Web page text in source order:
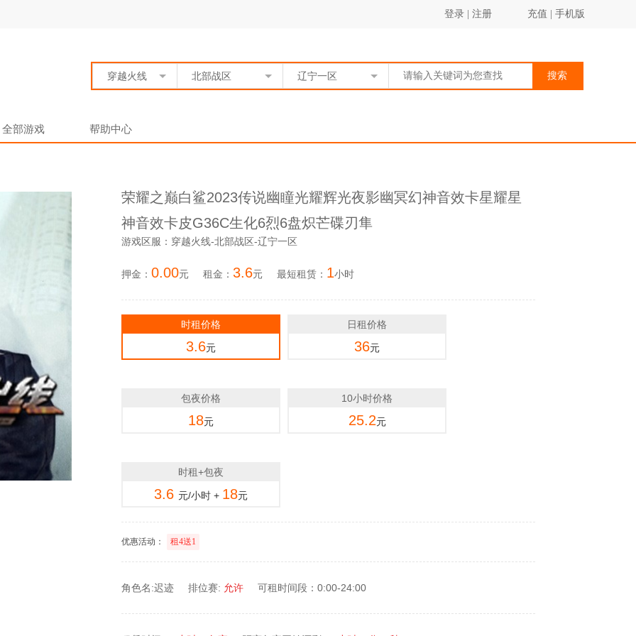
登录 注册 充值 手机版
穿越火线 北部战区 辽宁一区 搜索
全部游戏 帮助中心
荣耀之巅白鲨2023传说幽瞳光耀辉光夜影幽冥幻神音效卡星耀星
神音效卡皮G36C生化6烈6盘炽芒碟刃隼
游戏区服：穿越火线-北部战区-辽宁一区
押金： 0.00元 租金： 3.6元 最短租赁： 1小时
时租价格
3.6元
日租价格
36元
包夜价格
18元
10小时价格
25.2元
时租+包夜
3.6 元/小时 + 18元
优惠活动： 租4送1
角色名:迟迹 排位赛: 允许 可租时间段：0:00-24:00